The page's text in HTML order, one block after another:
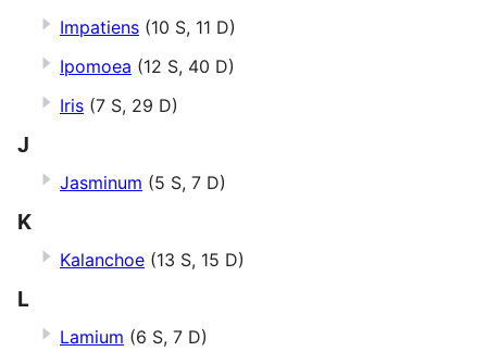
Impatiens (10 S, 11 D)
Ipomoea (12 S, 40 D)
Iris (7 S, 29 D)
J
Jasminum (5 S, 7 D)
K
Kalanchoe (13 S, 15 D)
L
Lamium (6 S, 7 D)